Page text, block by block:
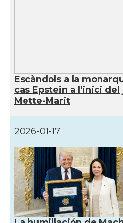
Escàndols a la
cas Epstein a l'inici
Mette-Marit
2026-01-17